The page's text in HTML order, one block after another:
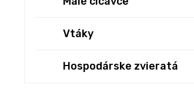
Vtáky
Hospodárske zvieratá